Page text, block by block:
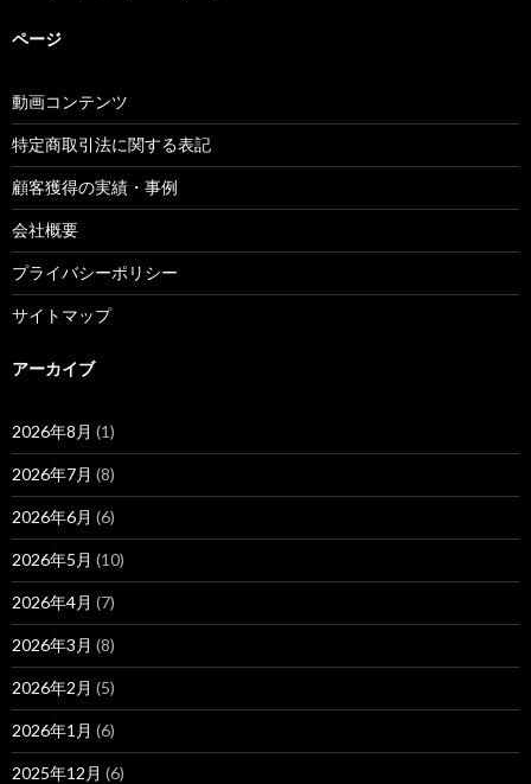
ページ
動画コンテンツ
特定商取引法に関する表記
顧客獲得の実績・事例
会社概要
プライバシーポリシー
サイトマップ
アーカイブ
2026年8月 (1)
2026年7月 (8)
2026年6月 (6)
2026年5月 (10)
2026年4月 (7)
2026年3月 (8)
2026年2月 (5)
2026年1月 (6)
2025年12月 (6)